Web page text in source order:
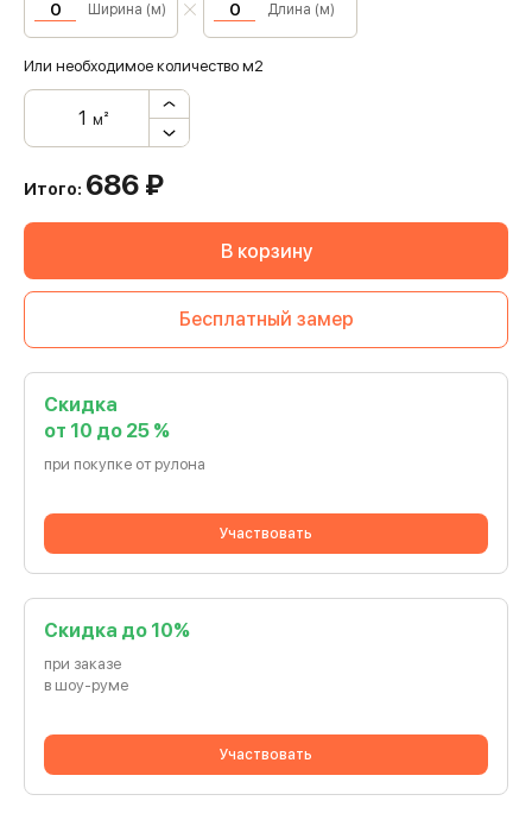
Ширина (м) Длина (м)
Или необходимое количество м2
м²
Итого: 686 ₽
В корзину
Бесплатный замер
Скидка
от 10 до 25 %
при покупке от рулона
Участвовать
Cкидка до 10%
при заказе
в шоу-руме
Участвовать